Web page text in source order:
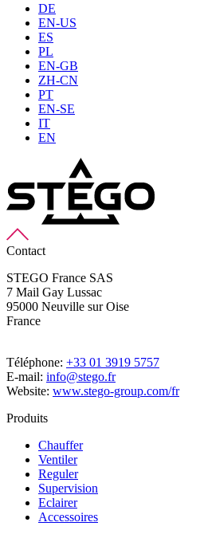
DE
EN-US
ES
PL
EN-GB
ZH-CN
PT
EN-SE
IT
EN
Contact
STEGO France SAS
7 Mail Gay Lussac
95000 Neuville sur Oise
France
Téléphone: +33 01 3919 5757
E-mail: info@stego.fr
Website: www.stego-group.com/fr
Produits
Chauffer
Ventiler
Reguler
Supervision
Eclairer
Accessoires